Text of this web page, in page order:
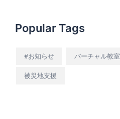
Popular Tags
#お知らせ バーチャル教室
被災地支援